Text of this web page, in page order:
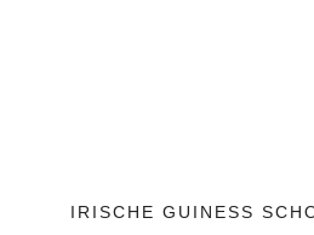
IRISCHE GUINESS